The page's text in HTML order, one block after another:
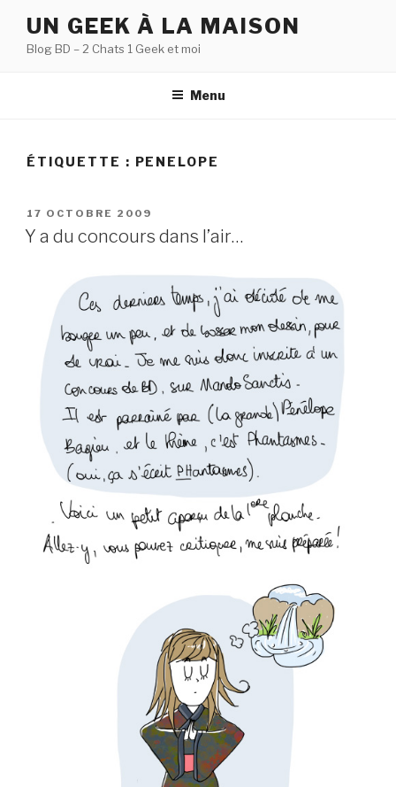
contenu
UN GEEK À LA MAISON
Blog BD – 2 Chats 1 Geek et moi
Menu
ÉTIQUETTE : PENELOPE
PUBLIÉ
LE
17 OCTOBRE 2009
Y a du concours dans l’air…